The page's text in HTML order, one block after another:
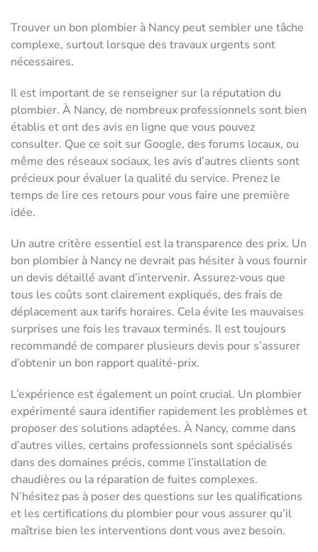
Trouver un bon plombier à Nancy peut sembler une tâche
complexe, surtout lorsque des travaux urgents sont
nécessaires.
Il est important de se renseigner sur la réputation du
plombier. À Nancy, de nombreux professionnels sont bien
établis et ont des avis en ligne que vous pouvez
consulter. Que ce soit sur Google, des forums locaux, ou
même des réseaux sociaux, les avis d’autres clients sont
précieux pour évaluer la qualité du service. Prenez le
temps de lire ces retours pour vous faire une première
idée.
Un autre critère essentiel est la transparence des prix. Un
bon plombier à Nancy ne devrait pas hésiter à vous fournir
un devis détaillé avant d’intervenir. Assurez-vous que
tous les coûts sont clairement expliqués, des frais de
déplacement aux tarifs horaires. Cela évite les mauvaises
surprises une fois les travaux terminés. Il est toujours
recommandé de comparer plusieurs devis pour s’assurer
d’obtenir un bon rapport qualité-prix.
L’expérience est également un point crucial. Un plombier
expérimenté saura identifier rapidement les problèmes et
proposer des solutions adaptées. À Nancy, comme dans
d’autres villes, certains professionnels sont spécialisés
dans des domaines précis, comme l’installation de
chaudières ou la réparation de fuites complexes.
N’hésitez pas à poser des questions sur les qualifications
et les certifications du plombier pour vous assurer qu’il
maîtrise bien les interventions dont vous avez besoin.